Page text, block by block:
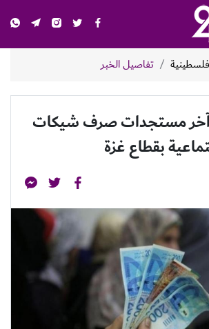
تفاصيل الخبر
مستجدات صرف شيكات
بقطاع غزة